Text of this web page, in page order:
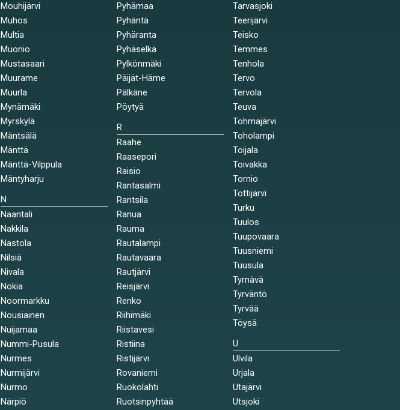
Mouhijärvi
Muhos
Multia
Muonio
Mustasaari
Muurame
Muurla
Mynämäki
Myrskylä
Mäntsälä
Mänttä
Mänttä-Vilppula
Mäntyharju
N
Naantali
Nakkila
Nastola
Nilsiä
Nivala
Nokia
Noormarkku
Nousiainen
Nuijamaa
Nummi-Pusula
Nurmes
Nurmijärvi
Nurmo
Närpiö
Pyhämaa
Pyhäntä
Pyhäranta
Pyhäselkä
Pylkönmäki
Päijät-Häme
Pälkäne
Pöytyä
R
Raahe
Raasepori
Raisio
Rantasalmi
Rantsila
Ranua
Rauma
Rautalampi
Rautavaara
Rautjärvi
Reisjärvi
Renko
Riihimäki
Riistavesi
Ristiina
Ristijärvi
Rovaniemi
Ruokolahti
Ruotsinpyhtää
Tarvasjoki
Teerijärvi
Teisko
Temmes
Tenhola
Tervo
Tervola
Teuva
Tohmajärvi
Toholampi
Toijala
Toivakka
Tornio
Tottijärvi
Turku
Tuulos
Tuupovaara
Tuusniemi
Tuusula
Tyrnävä
Tyrväntö
Tyrvää
Töysä
U
Ulvila
Urjala
Utajärvi
Utsjoki